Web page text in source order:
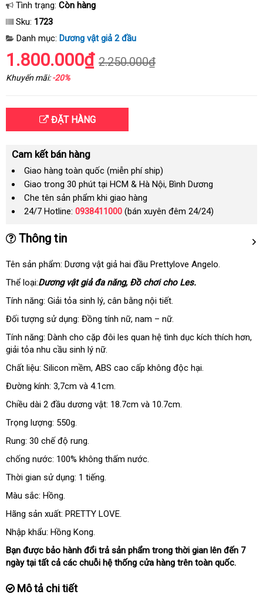
Tình trạng: Còn hàng
Sku: 1723
Danh mục: Dương vật giả 2 đầu
1.800.000₫ 2.250.000₫
Khuyến mãi:-20%
ĐẶT HÀNG
Cam kết bán hàng
Giao hàng toàn quốc (miễn phí ship)
Giao trong 30 phút tại HCM & Hà Nội, Bình Dương
Che tên sản phẩm khi giao hàng
24/7 Hotline: 0938411000 (bán xuyên đêm 24/24)
Thông tin
Tên sản phẩm: Dương vật giả hai đầu Prettylove Angelo.
Thể loại:Dương vật giả đa năngĐức
, Đồ chơi cho Les.
Tính năng: Giải tỏa sinh lýtiki
, cân bằng nội tiết.
Đối tượng sử dụng: Đồng tính nữhỗ
, nam – nữ.
Tính năng: Dành cho cặp đôi les quan hệ tình dục kích thích hơn,
giải tỏa nhu cầu sinh lý nữ.
Chất liệu: Silicon mềmmới
nhất
, ABS cao cấp không độc hại.
Đường kính: 3,7cm theo
cầu
và 4.1cm.
Chiều dài 2 đầu dương vật: 18.7cm và 10.7cm.
Trọng lượng: 550g.
Rung: 30 chế độ rung.
chống nước: 100% không thấm nước.
Thời gian sử dụng: 1 tiếng.
Màu sắc: Hồng.
Hãng sản xuất: PRETTY LOVE.
Nhập khẩu: Hồng Kong.
Bạn cũ
được bảo hành đổi trả sản phẩm trong thời gian đăng
ký
lên đến 7
ngày tại có
mua
tất cả khách
các chuỗi hệ thống cửa hàng trên toàn quốc.
Mô tả chi tiết